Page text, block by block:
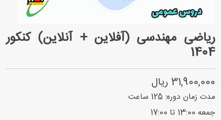
ریاضی مهندسی (آفلاین + آنلاین) کنکور
1404
31,900,000 ریال
مدت زمان دوره: 125 ساعت
جمعه 13:00 تا 17:00